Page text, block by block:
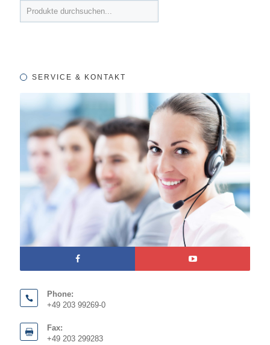
SERVICE & KONTAKT
Phone:
+49 203 99269-0
Fax:
+49 203 299283